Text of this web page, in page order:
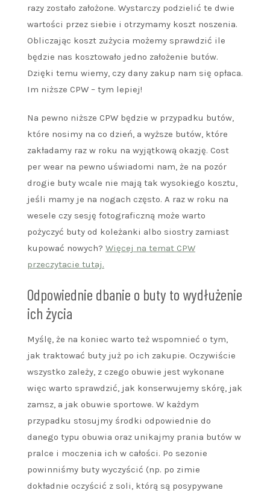
razy zostało założone. Wystarczy podzielić te dwie
wartości przez siebie i otrzymamy koszt noszenia.
Obliczając koszt zużycia możemy sprawdzić ile
będzie nas kosztowało jedno założenie butów.
Dzięki temu wiemy, czy dany zakup nam się opłaca.
Im niższe CPW – tym lepiej!
Na pewno niższe CPW będzie w przypadku butów,
które nosimy na co dzień, a wyższe butów, które
zakładamy raz w roku na wyjątkową okazję. Cost
per wear na pewno uświadomi nam, że na pozór
drogie buty wcale nie mają tak wysokiego kosztu,
jeśli mamy je na nogach często. A raz w roku na
wesele czy sesję fotograficzną może warto
pożyczyć buty od koleżanki albo siostry zamiast
kupować nowych? Więcej na temat CPW
przeczytacie tutaj.
Odpowiednie dbanie o buty to wydłużenie
ich życia
Myślę, że na koniec warto też wspomnieć o tym,
jak traktować buty już po ich zakupie. Oczywiście
wszystko zależy, z czego obuwie jest wykonane
więc warto sprawdzić, jak konserwujemy skórę, jak
zamsz, a jak obuwie sportowe. W każdym
przypadku stosujmy środki odpowiednie do
danego typu obuwia oraz unikajmy prania butów w
pralce i moczenia ich w całości. Po sezonie
powinniśmy buty wyczyścić (np. po zimie
dokładnie oczyścić z soli, którą są posypywane